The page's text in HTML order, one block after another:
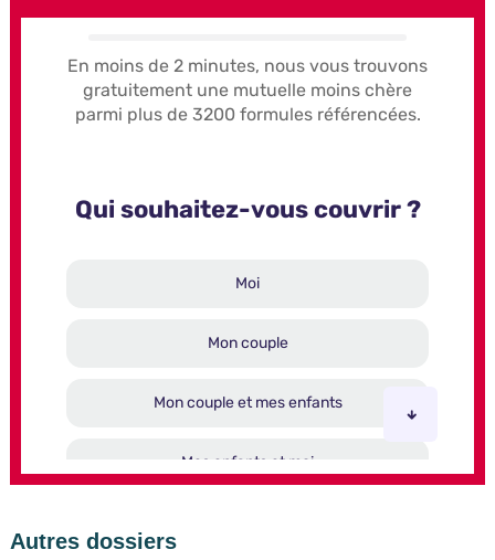
Autres dossiers